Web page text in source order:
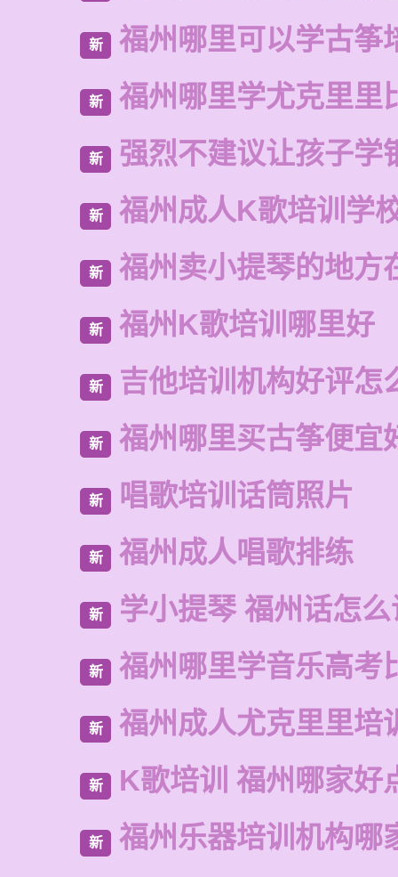
新 福州哪里可以学古筝
新 福州哪里学尤克里里
新 强烈不建议让孩子学
新 福州成人K歌培训学
新 福州卖小提琴的地方
新 福州K歌培训哪里好
新 吉他培训机构好评怎
新 福州哪里买古筝便宜
新 唱歌培训话筒照片
新 福州成人唱歌排练
新 学小提琴 福州话怎
新 福州哪里学音乐高考
新 福州成人尤克里里培
新 K歌培训 福州哪家好
新 福州乐器培训机构哪